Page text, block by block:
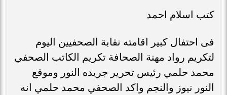
كتب اسلام احمد
فى احتفال كبير اقامته نقابة الصحفيين اليوم
لتكريم رواد مهنة الصحافة تكريم الكاتب الصحفي
محمد حلمي رئيس تحرير جريده النور وموقع
النور نيوز والنجم واكد الصحفي محمد حلمي انه